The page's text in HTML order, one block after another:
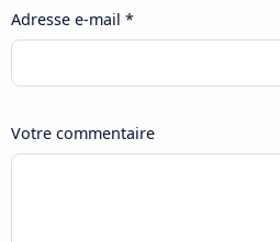
Adresse e-mail *
Votre commentaire